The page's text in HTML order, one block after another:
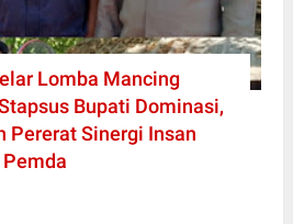
Lomba Mancing
Bupati Dominasi,
Pererat Sinergi Insan